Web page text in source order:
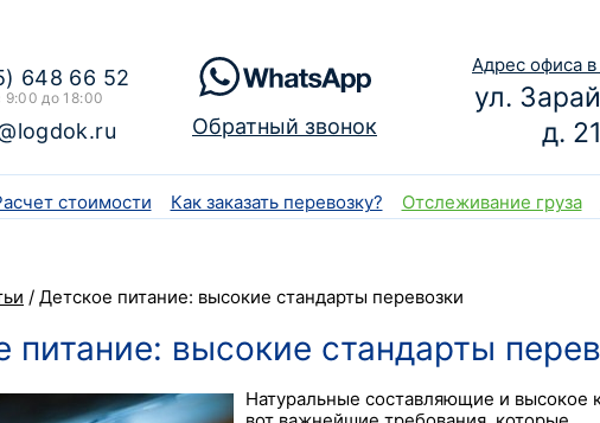
648 66 52
9:00 до 18:00
Обратный звонок
Адрес офиса
ул.
д. 21
стоимости Как заказать перевозку? Отслеживание груза
/ Детское питание: высокие стандарты перевозки
питание: высокие стандарты
Натуральные составляющие и высокое